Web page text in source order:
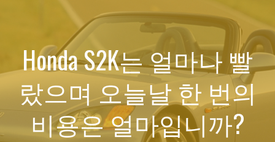
Honda S2K는 얼마나 빨
랐으며 오늘날 한 번의
비용은 얼마입니까?